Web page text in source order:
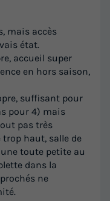
mais accès
état.
accueil super
en hors saison,
suffisant pour
pour 4) mais
pas très
haut, salle de
toute petite au
dans la
ne